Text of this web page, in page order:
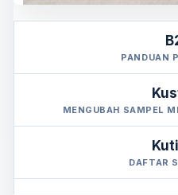
PANDUAN
MENGUBAH SAMPEL
DAFTAR